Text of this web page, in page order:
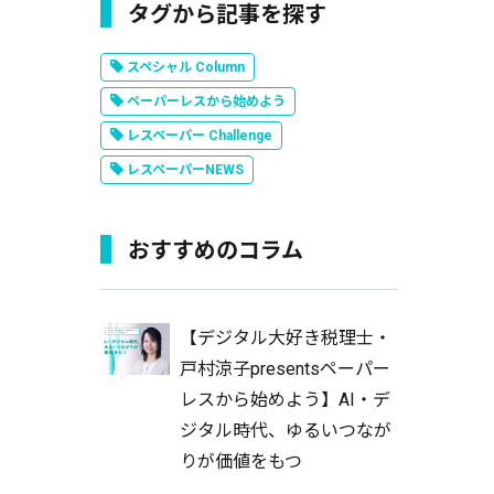
タグから記事を探す
スペシャル Column
ペーパーレスから始めよう
レスペーパー Challenge
レスペーパーNEWS
おすすめのコラム
【デジタル大好き税理士・
戸村涼子presentsペーパー
レスから始めよう】AI・デ
ジタル時代、ゆるいつなが
りが価値をもつ